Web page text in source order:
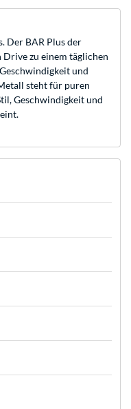
Der BAR Plus der
Drive zu einem täglichen
und
steht für puren
Geschwindigkeit und